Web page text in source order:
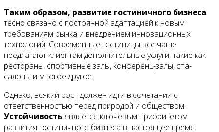
Таким образом, развитие гостиничного бизнеса
тесно связано с постоянной адаптацией к новым
требованиям рынка и внедрением инновационных
технологий. Современные гостиницы все чаще
предлагают клиентам дополнительные услуги, такие как
рестораны, спортивные залы, конференц-залы, спа-
салоны и многое другое.
Однако, всякий рост должен идти в сочетании с
ответственностью перед природой и обществом.
Устойчивость является ключевым приоритетом
развития гостиничного бизнеса в настоящее время.